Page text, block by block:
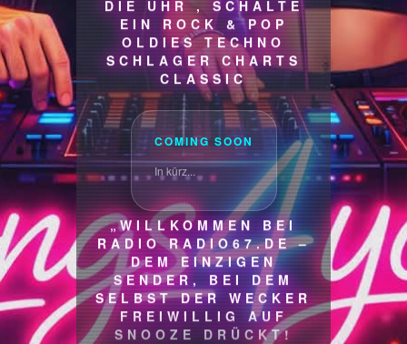
DIE UHR , SCHALTE
EIN ROCK & POP
OLDIES TECHNO
SCHLAGER CHARTS
CLASSIC
COMING SOON
In kürz...
„WILLKOMMEN BEI
RADIO RADIO67.DE –
DEM EINZIGEN
SENDER, BEI DEM
SELBST DER WECKER
FREIWILLIG AUF
SNOOZE DRÜCKT!